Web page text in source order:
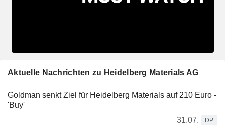
Aktuelle Nachrichten zu Heidelberg Materials AG
Goldman senkt Ziel für Heidelberg Materials auf 210 Euro -
'Buy'
31.07.
DP